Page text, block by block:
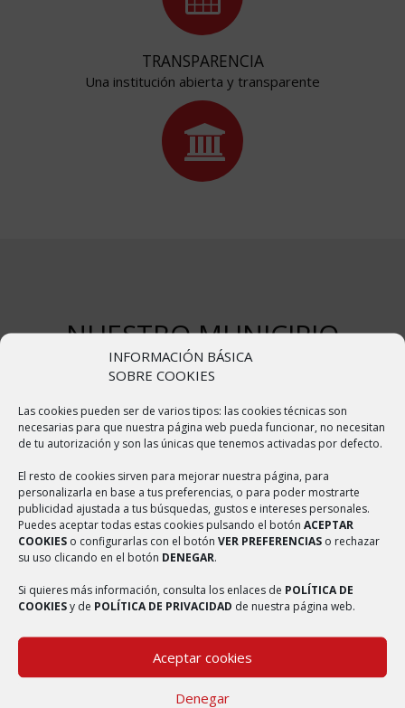
INFORMACIÓN BÁSICA
SOBRE COOKIES
Las cookies pueden ser de varios tipos: las cookies técnicas son
necesarias para que nuestra página web pueda funcionar, no necesitan
de tu autorización y son las únicas que tenemos activadas por defecto.
El resto de cookies sirven para mejorar nuestra página, para
personalizarla en base a tus preferencias, o para poder mostrarte
publicidad ajustada a tus búsquedas, gustos e intereses personales.
Puedes aceptar todas estas cookies pulsando el botón ACEPTAR
COOKIES o configurarlas con el botón VER PREFERENCIAS o rechazar
su uso clicando en el botón DENEGAR.
Si quieres más información, consulta los enlaces de POLÍTICA DE
COOKIESy de POLÍTICA DE PRIVACIDAD de nuestra página web.
Aceptar cookies
Denegar
TRANSPARENCIA
Una institución abierta y transparente
NUESTRO MUNICIPIO
la provincia de Zaragoza, Comunidad Autónoma de Aragón. Tiene
un área de 25,52 km² con una población de 227 habitantes (INE
2016) y una densidad de 8,89 hab/km². Bulbuente ha recibido varios
nombres a lo largo de su historia, en tiempos de Jaime I de Aragón
se denominaba Bolbuén, Bulbón o Bolbón; En un texto de 1246
aparece como Bolbuén; en otro de 1247 sale latinizado como
última variante del topónimo la ha aprovechado el escritor Ferrán
ha sido documentada como: Bulbuen, Bulbuent y Burguente.